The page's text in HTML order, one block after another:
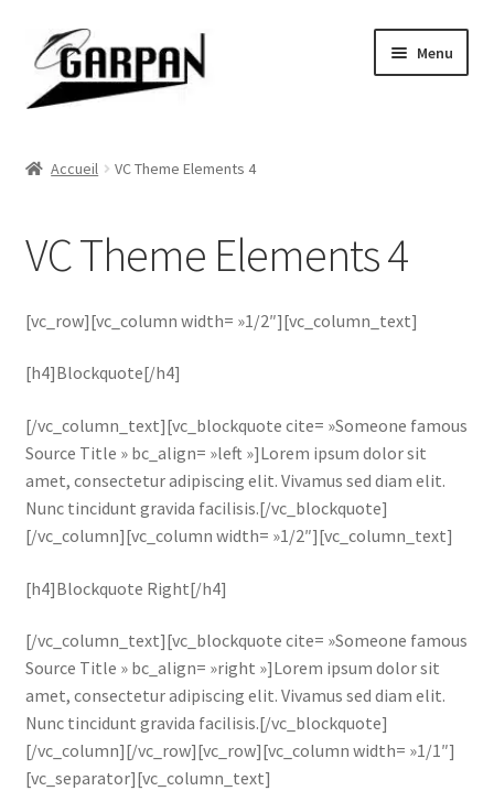
Aller
la
Aller
au
contenu
Menu
Auteurs
Conférences & Formations
Contact
GARPAN
Accueil VC Theme Elements 4
VC Theme Elements 4
[vc_row][vc_column width= »1/2″][vc_column_text]
[h4]Blockquote[/h4]
[/vc_column_text][vc_blockquote cite= »Someone famous
Source Title » bc_align= »left »]Lorem ipsum dolor sit
amet, consectetur adipiscing elit. Vivamus sed diam elit.
Nunc tincidunt gravida facilisis.[/vc_blockquote]
[/vc_column][vc_column width= »1/2″][vc_column_text]
[h4]Blockquote Right[/h4]
[/vc_column_text][vc_blockquote cite= »Someone famous
Source Title » bc_align= »right »]Lorem ipsum dolor sit
amet, consectetur adipiscing elit. Vivamus sed diam elit.
Nunc tincidunt gravida facilisis.[/vc_blockquote]
[/vc_column][/vc_row][vc_row][vc_column width= »1/1″]
[vc_separator][vc_column_text]